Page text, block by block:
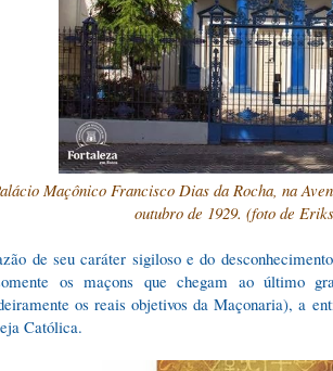
Maçônico Francisco Dias da Rocha, na
outubro de 1929. (foto de
de seu caráter sigiloso e do
os maçons que chegam ao último
os reais objetivos da Maçonaria), a
Católica.